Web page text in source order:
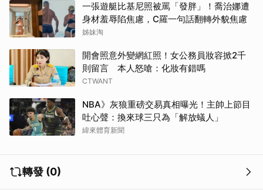
一張遊艇比基尼照被罵「發胖」！喬治娜遭
身材羞辱陷焦慮，C羅一句話翻轉外貌焦慮
姊妹淘
開會照意外變網紅照！女公務員妝容掀2千
則留言 本人怒嗆：化妝有錯嗎
CTWANT
NBA》灰狼重磅交易真相曝光！主帥上節目
吐心聲：換來球三只為「解放蟻人」
緯來體育新聞
轉發 (0)